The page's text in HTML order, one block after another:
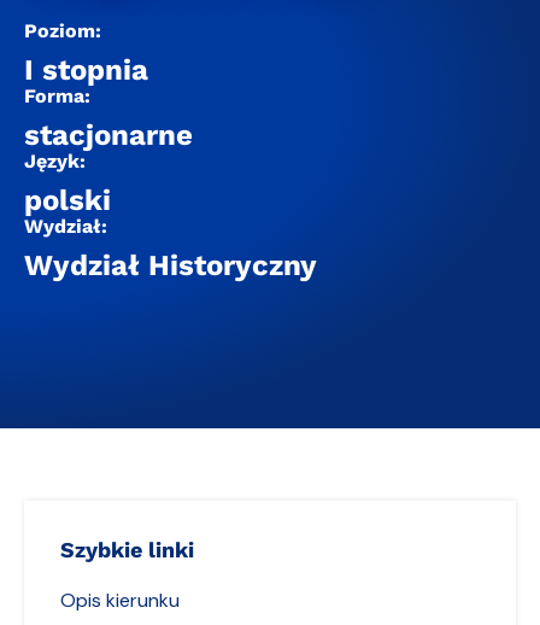
Poziom:
I stopnia
Forma:
stacjonarne
Język:
polski
Wydział:
Wydział Historyczny
Szybkie linki
Opis kierunku